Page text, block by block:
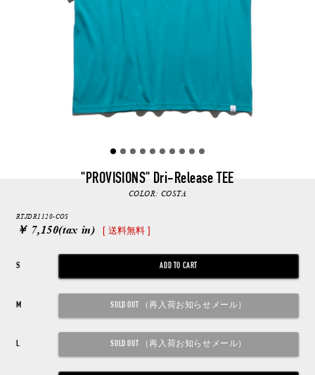
"PROVISIONS" Dri-Release TEE
COLOR: COSTA
RTJDR1120-COS
￥ 7,150(tax in) [ 送料無料 ]
S
M
L